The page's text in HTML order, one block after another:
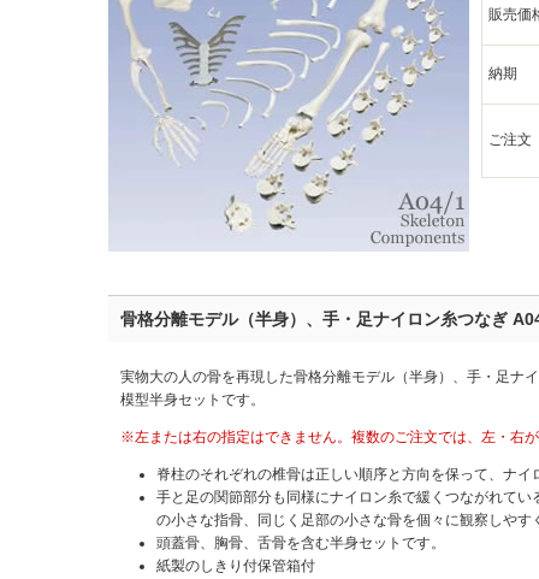
販売価
納期
ご注文
骨格分離モデル（半身）、手・足ナイロン糸つなぎ
実物大の人の骨を再現した骨格分離モデル（半身）、手・足ナ
模型半身セットです。
※左または右の指定はできません。複数のご注文では、左・右
脊柱のそれぞれの椎骨は正しい順序と方向を保って、ナ
手と足の関節部分も同様にナイロン糸で緩くつながれて
の小さな指骨、同じく足部の小さな骨を個々に観察しやす
頭蓋骨、胸骨、舌骨を含む半身セットです。
紙製のしきり付保管箱付